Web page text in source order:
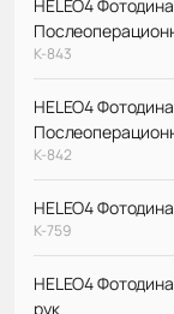
HELEO4
К-843
HELEO4
К-842
HELEO4
К-759
HELEO4
рук